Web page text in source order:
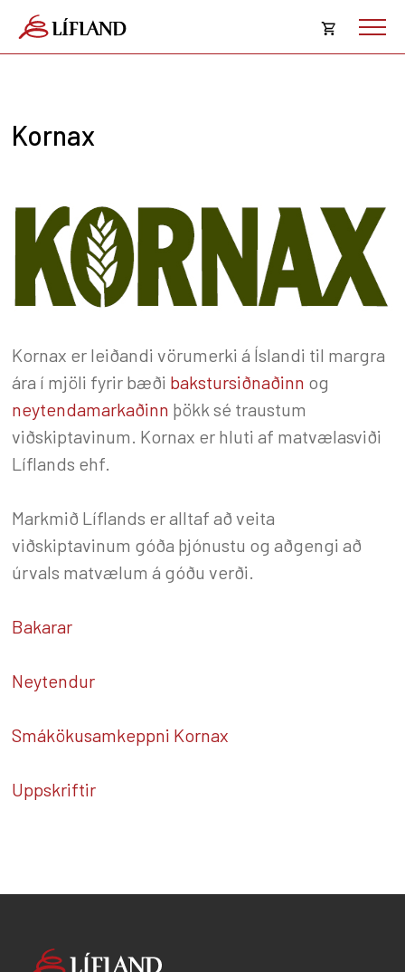
Opna
Kornax
Kornax er leiðandi vörumerki á Íslandi til margra
ára í mjöli fyrir bæði bakstursiðnaðinn og
neytendamarkaðinn þökk sé traustum
viðskiptavinum. Kornax er hluti af matvælasviði
Líflands ehf.
Markmið Líflands er alltaf að veita
viðskiptavinum góða þjónustu og aðgengi að
úrvals matvælum á góðu verði.
Bakarar
Neytendur
Smákökusamkeppni Kornax
Uppskriftir